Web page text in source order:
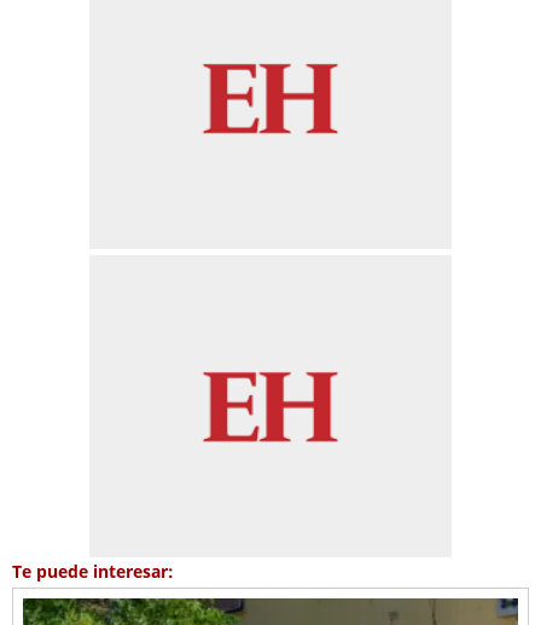
Te puede interesar: